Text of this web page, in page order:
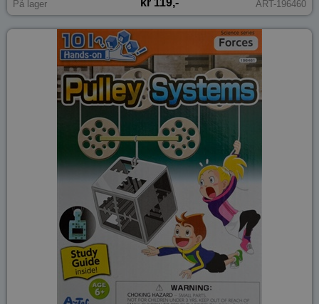
På lager kr 119,- ART-196460